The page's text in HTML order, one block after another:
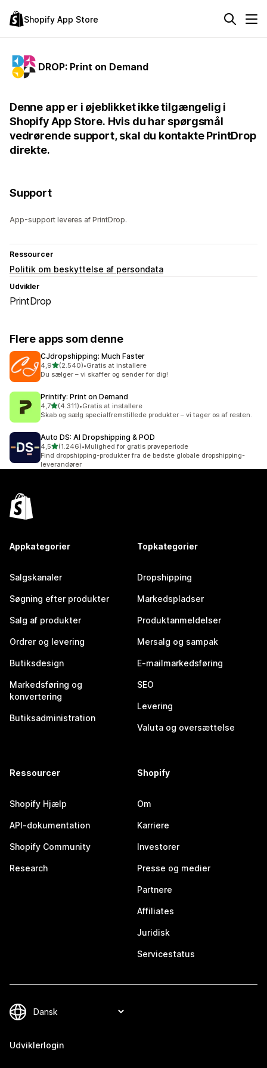
Shopify App Store
DROP: Print on Demand
Denne app er i øjeblikket ikke tilgængelig i
Shopify App Store. Hvis du har spørgsmål
vedrørende support, skal du kontakte PrintDrop
direkte.
Support
App-support leveres af PrintDrop.
Ressourcer
Politik om beskyttelse af persondata
Udvikler
PrintDrop
Flere apps som denne
CJdropshipping: Much Faster
4,9ud af 5 stjerner
(2.540)
2540 anmeldelser i alt
•Gratis at installere
Du sælger – vi skaffer og sender for dig!
Printify: Print on Demand
4,7ud af 5 stjerner
(4.311)
4311 anmeldelser i alt
•Gratis at installere
Skab og sælg specialfremstillede produkter – vi tager os af resten.
Auto DS: AI Dropshipping & POD
4,5ud af 5 stjerner
(1.246)
1246 anmeldelser i alt
•Mulighed for gratis prøveperiode
Find dropshipping-produkter fra de bedste globale dropshipping-
leverandører
Appkategorier
Salgskanaler
Søgning efter produkter
Salg af produkter
Ordrer og levering
Butiksdesign
Markedsføring og
konvertering
Butiksadministration
Topkategorier
Dropshipping
Markedspladser
Produktanmeldelser
Mersalg og sampak
E-mailmarkedsføring
SEO
Levering
Valuta og oversættelse
Ressourcer
Shopify Hjælp
API-dokumentation
Shopify Community
Research
Shopify
Om
Karriere
Investorer
Presse og medier
Partnere
Affiliates
Juridisk
Servicestatus
Udviklerlogin